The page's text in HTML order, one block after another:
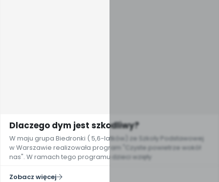
Dlaczego dym jest szkodliwy?
W maju grupa Biedronki ( 5,6-latków) ze Szkoły Podstawowej
w Warszawie realizowała program "Czyste powietrze wokół
nas". W ramach tego programu dzieci wzięły
Zobacz więcej